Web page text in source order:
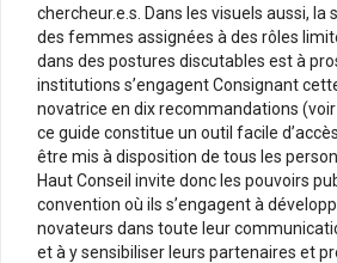
chercheur.e.s. Dans les visuels aussi,
des femmes assignées à des rôles
dans des postures discutables est à
institutions s’engagent Consignant
novatrice en dix recommandations
ce guide constitue un outil facile
être mis à disposition de tous les
Haut Conseil invite donc les pouvoirs
convention où ils s’engagent à
novateurs dans toute leur
et à y sensibiliser leurs partenaires et